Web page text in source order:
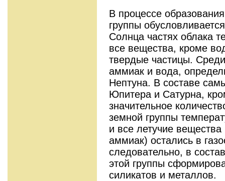
В процессе
группы
Солнца частях облака
все вещества, кроме
твердые частицы.
аммиак и вода,
Нептуна. В составе
Юпитера и Сатурна,
значительное
земной группы
и все летучие
аммиак) остались в
следовательно, в
этой группы
силикатов и металлов.